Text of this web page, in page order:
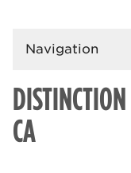
Navigation
CA